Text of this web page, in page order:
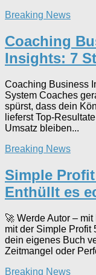
Breaking News
Coaching
Insights: 7
Coaching Business
System Coaches
spürst, dass dein
lieferst Top-
Umsatz bleiben...
Breaking News
Simple
Enthüllt es
🚀 Werde Autor –
mit der Simple Profit
dein eigenes Buch
Zeitmangel oder
Breaking News